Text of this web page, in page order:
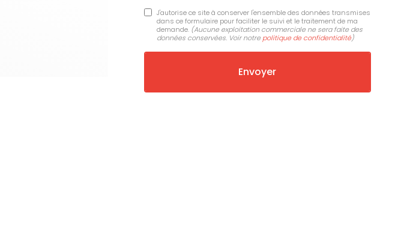
J'autorise ce site à conserver l'ensemble des données transmises
dans ce formulaire pour faciliter le suivi et le traitement de ma
demande. (Aucune exploitation commerciale ne sera faite des
données conservées. Voir notre politique de confidentialité)